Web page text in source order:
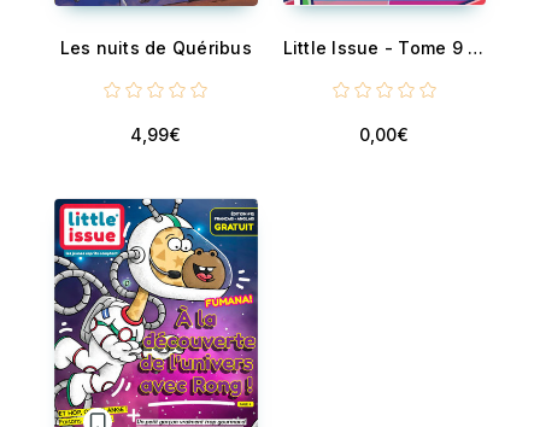
Les nuits de Quéribus
4,99€
Little Issue - Tome 9 - Les jeunes eprits comptent
0,00€